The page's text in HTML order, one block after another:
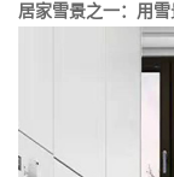
居家雪景之一：用